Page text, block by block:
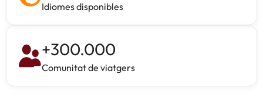
Idiomes disponibles
+300.000
Comunitat de viatgers